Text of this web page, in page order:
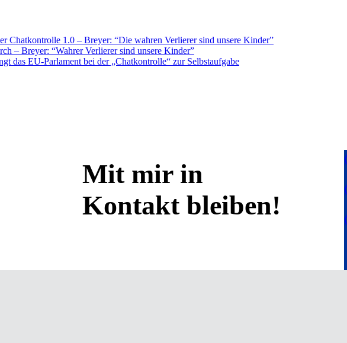
Chatkontrolle 1.0 – Breyer: “Die wahren Verlierer sind unsere Kinder”
– Breyer: “Wahrer Verlierer sind unsere Kinder”
das EU-Parlament bei der „Chatkontrolle“ zur Selbstaufgabe
Mit mir in
Kontakt bleiben!